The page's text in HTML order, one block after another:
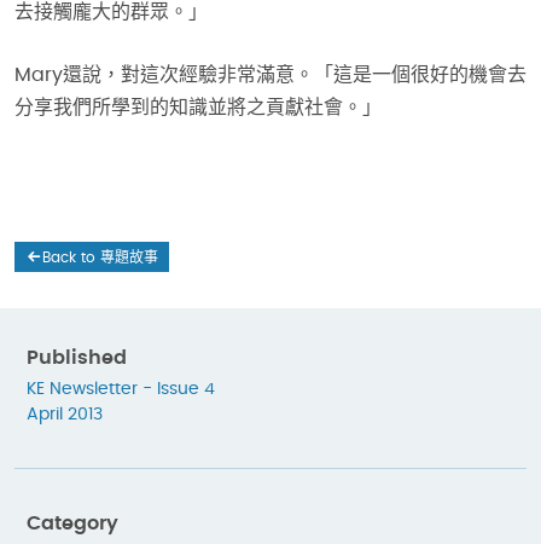
去接觸龐大的群眾。」
Mary還說，對這次經驗非常滿意。「這是一個很好的機會去
分享我們所學到的知識並將之貢獻社會。」
Back to 專題故事
Published
KE Newsletter - Issue 4
April 2013
Category